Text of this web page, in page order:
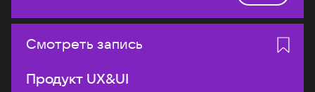
Смотреть запись
Продукт UX&UI